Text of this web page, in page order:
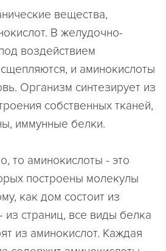
вещества,
В желудочно-
воздействием
и аминокислоты
Организм синтезирует из
собственных тканей,
иммунные белки.
то аминокислоты - это
построены молекулы
как дом состоит из
из страниц, все виды белка
из аминокислот. Каждая